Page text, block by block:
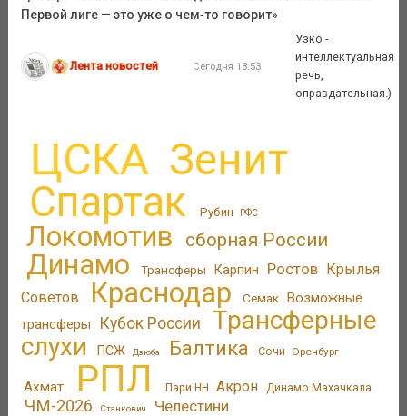
Первой лиге — это уже о чем‑то говорит»
Лента новостей Сегодня 18:53
Узко -
интеллектуальная
речь,
оправдательная.)
ЦСКА Зенит
Спартак Рубин РФС
Локомотив сборная России
Динамо Трансферы Карпин Ростов Крылья
Советов
Краснодар Семак Возможные
трансферы
Кубок России
Трансферные
слухи
ПСЖ Дзюба Балтика Сочи Оренбург
Ахмат РПЛ Пари НН Акрон Динамо Махачкала
ЧМ-2026 Станкович Челестини